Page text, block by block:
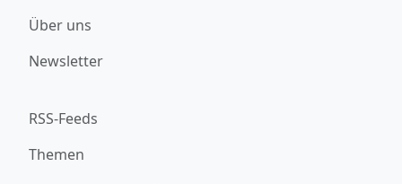
Über uns
Newsletter
RSS-Feeds
Themen